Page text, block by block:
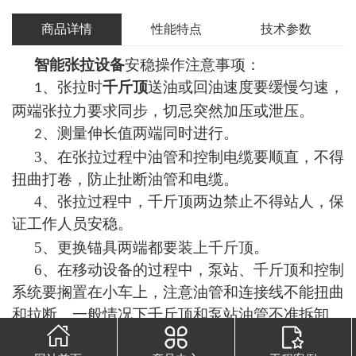
商品详情 性能特点 技术参数
智能张拉设备安稳操作注意事项 ：
1、张拉时千斤顶送油或回油速度要缓慢匀速，
两端张拉力要求同步，切忌突然加压或泄压。
2、测量伸长值两端同时进行。
3、 在张拉过程中油管和控制电缆要顺直，不得
扭曲打卷，防止扯断油管和电缆。
4、张拉过程中，千斤顶两边禁止不得站人，保
证工作人员安稳。
5、更换锚具两端都要装上千斤顶。
6、 在移动设备的过程中，泵站、千斤顶和控制
系统要搁置在小车上，注意油管和连接线不能扭曲
和拉断。一般情况下千斤顶和泵站油管不准拆卸。
、张拉时，夹具应有足够的夹紧能力，防止锚